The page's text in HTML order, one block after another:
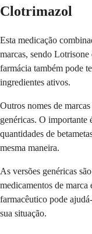
Clotrimazol
Esta medicação
marcas, sendo
farmácia também pode
ingredientes ativos.
Outros nomes de
genéricas. O importante
quantidades de
mesma maneira.
As versões genéricas
medicamentos de marca
farmacêutico pode
sua situação.